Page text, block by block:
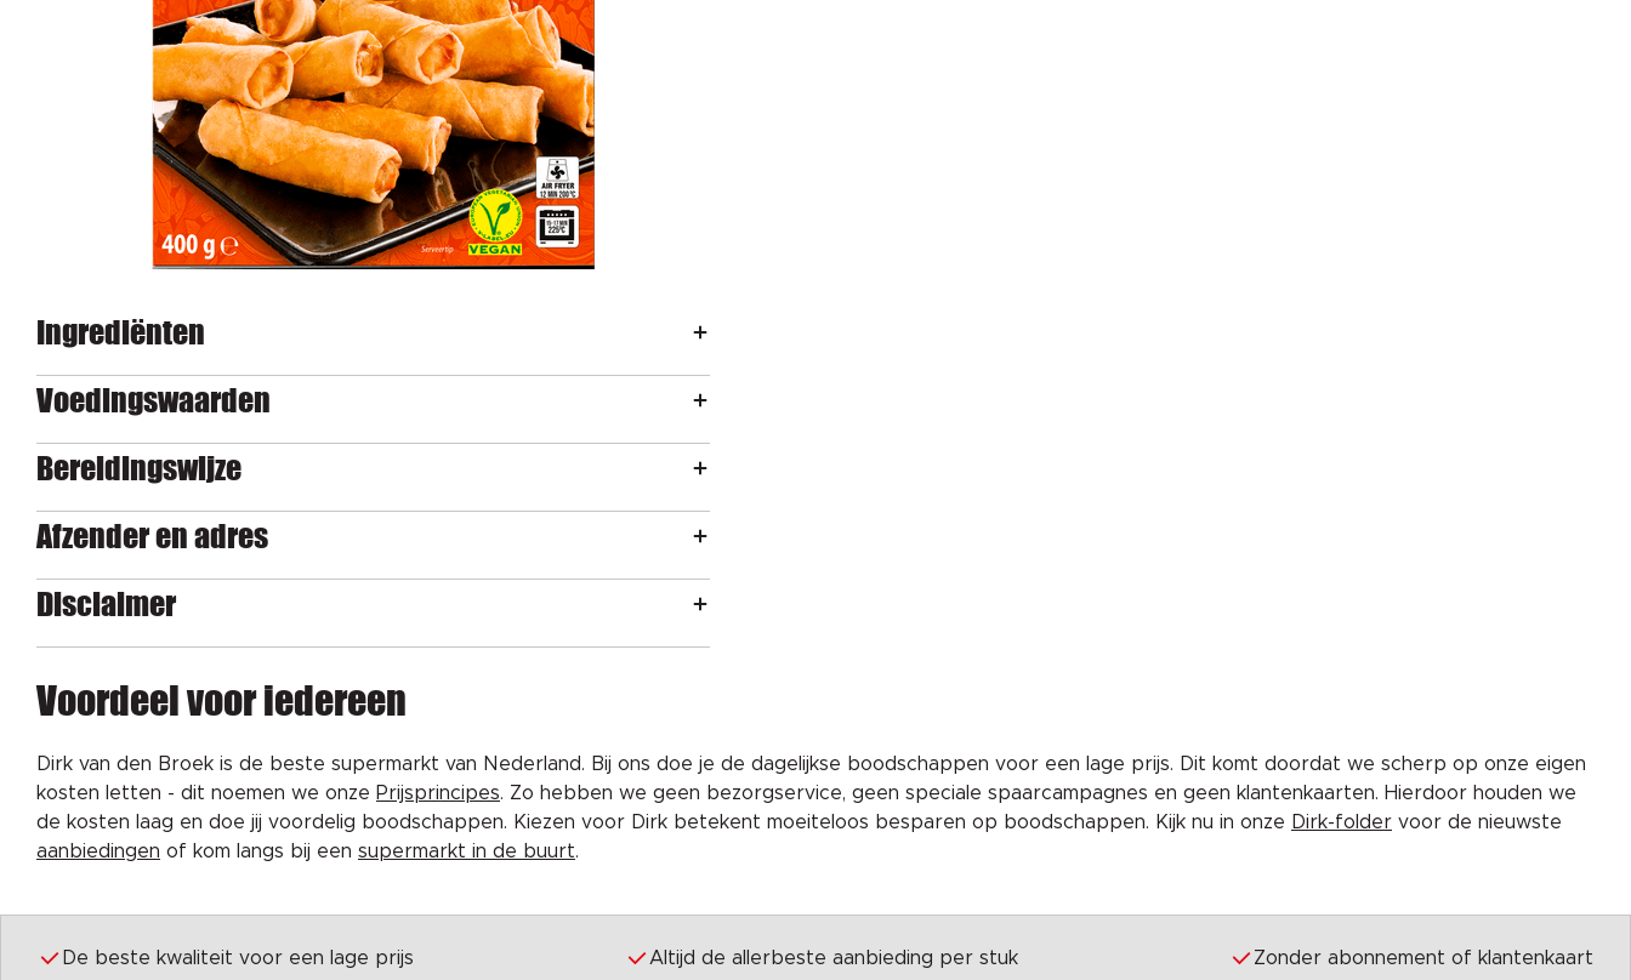
Ingrediënten
Voedingswaarden
Bereidingswijze
Afzender en adres
Disclaimer
Voordeel voor iedereen
Dirk van den Broek is de beste supermarkt van Nederland. Bij ons doe je de dagelijkse boodschappen voor een lage prijs. Dit komt doordat we scherp op onze eigen
kosten letten - dit noemen we onze Prijsprincipes. Zo hebben we geen bezorgservice, geen speciale spaarcampagnes en geen klantenkaarten. Hierdoor houden we
de kosten laag en doe jij voordelig boodschappen. Kiezen voor Dirk betekent moeiteloos besparen op boodschappen. Kijk nu in onze Dirk-folder voor de nieuwste
aanbiedingen of kom langs bij een supermarkt in de buurt.
De beste kwaliteit voor een lage prijs Altijd de allerbeste aanbieding per stuk Zonder abonnement of klantenkaart